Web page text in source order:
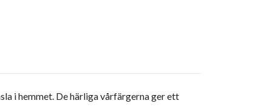
i hemmet. De härliga vårfärgerna ger ett